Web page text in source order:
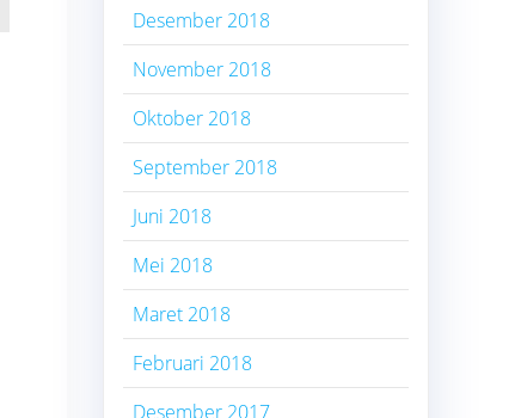
Desember 2018
November 2018
Oktober 2018
September 2018
Juni 2018
Mei 2018
Maret 2018
Februari 2018
Desember 2017